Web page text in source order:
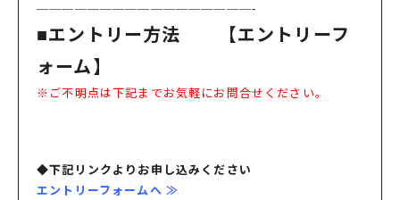
—————————————————-
■エントリー方法 【エントリーフ
ォーム】
※ご不明点は下記までお気軽にお問合せください。
◆下記リンクよりお申し込みください
エントリーフォームへ ≫